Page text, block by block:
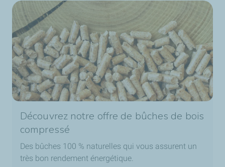
Découvrez notre offre de bûches de bois
compressé
Des bûches 100 % naturelles qui vous assurent un
très bon rendement énergétique.